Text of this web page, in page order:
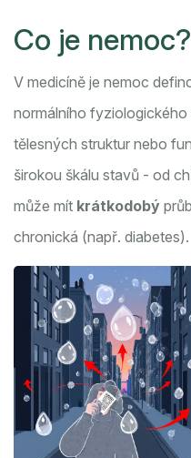
Co je nemoc?
V medicíně je nemoc
normálního
tělesných struktur nebo
širokou škálu stavů - od
může mít krátkodobý
chronická (např. diabetes).